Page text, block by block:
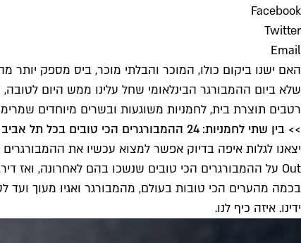
Facebook
Twitter
Email
האם ישנו ביקום כולו, המוכר והבלתי מוכר, ביס מספק
שלא ביום ההמבורגר הבינלאומי שחל עלינו ממש היום
רטבים תוצרת בית, לחמניות משוגעות ובשרים מיוחדים
>> בין שתי לחמניות: 24 ההמבורגרים הכי טובים בכל תל אביב
בכמה מהערים הכי טובות בעולם, מהמבורגר ואגיו מעוך
ידינו. איזה כיף לנו.